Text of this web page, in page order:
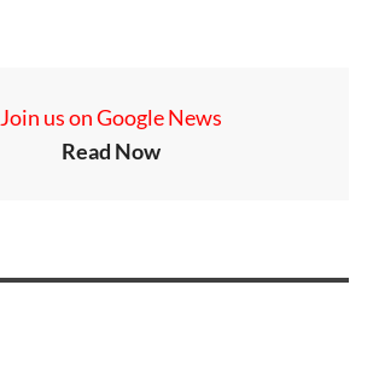
Join us on Google News
Read Now